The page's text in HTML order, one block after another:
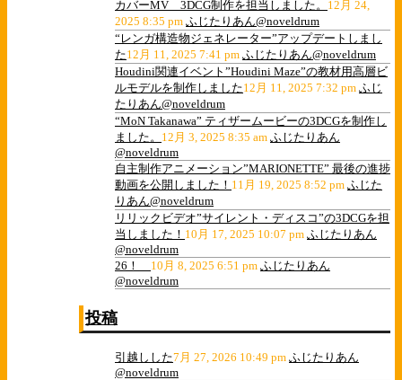
カバーMV 3DCG制作を担当しました。 12月 24,
2025 8:35 pm ふじたりあん@noveldrum
“レンガ構造物ジェネレーター”アップデートしまし
た12月 11, 2025 7:41 pm ふじたりあん@noveldrum
Houdini関連イベント”Houdini Maze”の教材用高層ビ
ルモデルを制作しました12月 11, 2025 7:32 pm ふじ
たりあん@noveldrum
“MoN Takanawa” ティザームービーの3DCGを制作し
ました。 12月 3, 2025 8:35 am ふじたりあん
@noveldrum
自主制作アニメーション”MARIONETTE” 最後の進捗
動画を公開しました！ 11月 19, 2025 8:52 pm ふじた
りあん@noveldrum
リリックビデオ”サイレント・ディスコ”の3DCGを担
当しました！ 10月 17, 2025 10:07 pm ふじたりあん
@noveldrum
26！ 10月 8, 2025 6:51 pm ふじたりあん
@noveldrum
投稿
引越しした7月 27, 2026 10:49 pm ふじたりあん
@noveldrum